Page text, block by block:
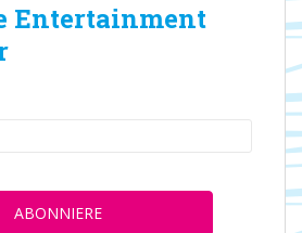
Entertainment